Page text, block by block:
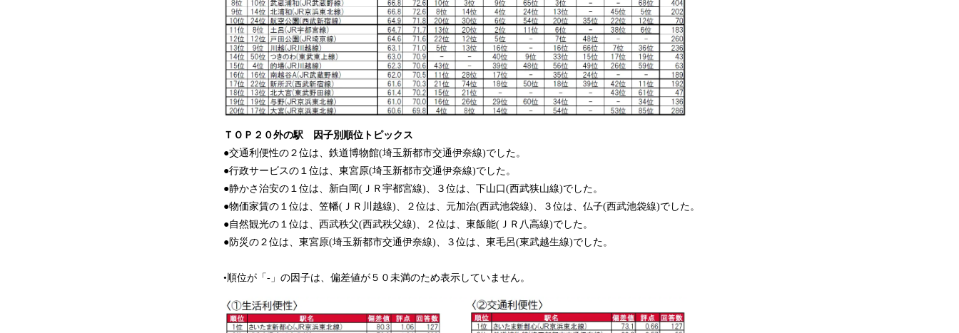
ＴＯＰ２０外の駅 因子別順位トピックス
●交通利便性の２位は、鉄道博物館(埼玉新都市交通伊奈線)でした。
●行政サービスの１位は、東宮原(埼玉新都市交通伊奈線)でした。
●静かさ治安の１位は、新白岡(ＪＲ宇都宮線)、３位は、下山口(西武狭山線)でした。
●物価家賃の１位は、笠幡(ＪＲ川越線)、２位は、元加治(西武池袋線)、３位は、仏子(西武池袋線)でした。
●自然観光の１位は、西武秩父(西武秩父線)、２位は、東飯能(ＪＲ八高線)でした。
●防災の２位は、東宮原(埼玉新都市交通伊奈線)、３位は、東毛呂(東武越生線)でした。
•順位が「-」の因子は、偏差値が５０未満のため表示していません。